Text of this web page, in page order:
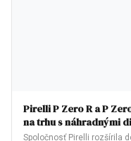
Pirelli P Zero R a P
na trhu s náhradnými
Spoločnosť Pirelli rozšírila